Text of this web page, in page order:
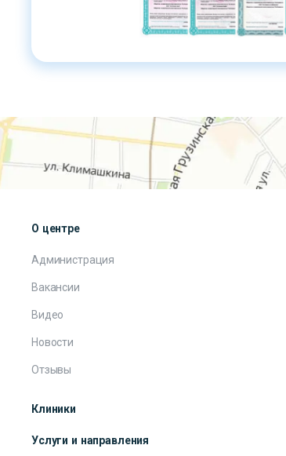
О центре
Администрация
Вакансии
Видео
Новости
Отзывы
Клиники
Услуги и направления